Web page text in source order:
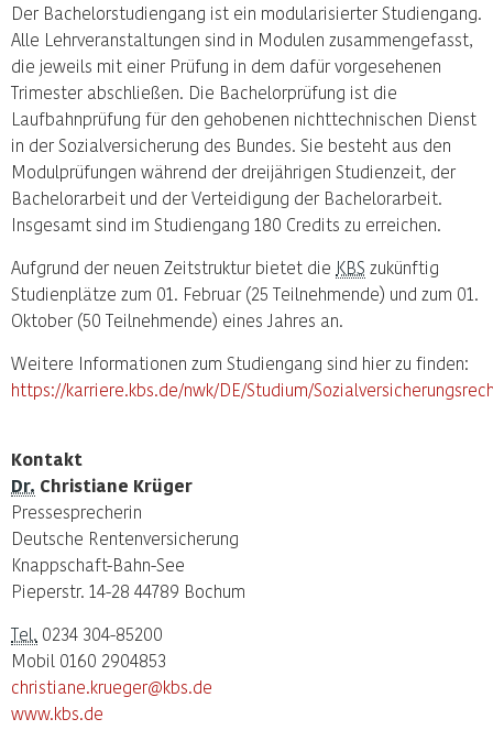
Der Bachelorstudiengang ist ein modularisierter Studiengang.
Alle Lehrveranstaltungen sind in Modulen zusammengefasst,
die jeweils mit einer Prüfung in dem dafür vorgesehenen
Trimester abschließen. Die Bachelorprüfung ist die
Laufbahnprüfung für den gehobenen nichttechnischen Dienst
in der Sozialversicherung des Bundes. Sie besteht aus den
Modulprüfungen während der dreijährigen Studienzeit, der
Bachelorarbeit und der Verteidigung der Bachelorarbeit.
Insgesamt sind im Studiengang 180 Credits zu erreichen.
Aufgrund der neuen Zeitstruktur bietet die KBS zukünftig
Studienplätze zum 01. Februar (25 Teilnehmende) und zum 01.
Oktober (50 Teilnehmende) eines Jahres an.
Weitere Informationen zum Studiengang sind hier zu finden:
https://karriere.kbs.de/nwk/DE/Studium/
Kontakt
Dr. Christiane Krüger
Pressesprecherin
Deutsche Rentenversicherung
Knappschaft-Bahn-See
Pieperstr. 14-28 44789 Bochum
Tel. 0234 304-85200
Mobil 0160 2904853
christiane.krueger@kbs.de
www.kbs.de